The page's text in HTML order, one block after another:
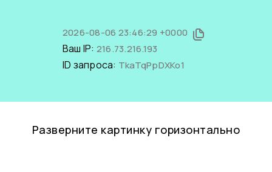
2026-08-06 23:46:29 +0000
Ваш IP: 216.73.216.193
ID запроса: TkaTqPpDXKo1
Разверните картинку горизонтально